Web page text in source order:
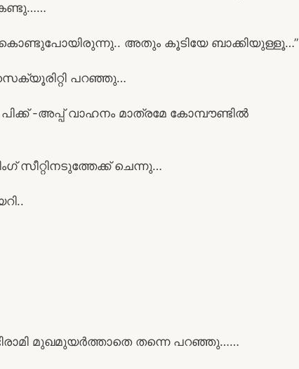
കൊണ്ടുപോയിരുന്നു.. അതും കൂടിയേ ബാക്കിയുള്ളൂ…”
പറഞ്ഞു…
-അപ്പ് വാഹനം മാത്രമേ കോമ്പൗണ്ടിൽ
സീറ്റിനടുത്തേക്ക് ചെന്നു…
മുഖമുയർത്താതെ തന്നെ പറഞ്ഞു……